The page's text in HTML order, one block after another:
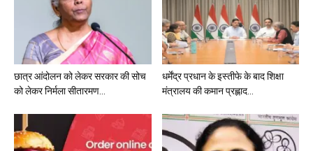
छात्र आंदोलन को लेकर सरकार की सोच
को लेकर निर्मला सीतारमण...
धर्मेंद्र प्रधान के इस्तीफे के बाद शिक्षा
मंत्रालय की कमान प्रह्लाद...